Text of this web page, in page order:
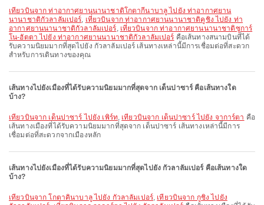
เที่ยวบินจาก ท่าอากาศยานนานาชาติโกตากีนาบาลู ไปยัง ท่าอากาศยาน
นานาชาติกัวลาลัมเปอร์, เที่ยวบินจาก ท่าอากาศยานนานาชาติคูชิง ไปยัง ท่า
อากาศยานนานาชาติกัวลาลัมเปอร์, เที่ยวบินจาก ท่าอากาศยานนานาชาติซูการ์
โน-ฮัตตา ไปยัง ท่าอากาศยานนานาชาติกัวลาลัมเปอร์ คือเส้นทางสนามบินที่ได้
รับความนิยมมากที่สุดไปยัง กัวลาลัมเปอร์ เส้นทางเหล่านี้มีการเชื่อมต่อที่สะดวก
สำหรับการเดินทางของคุณ
เส้นทางไปยังเมืองที่ได้รับความนิยมมากที่สุดจาก เด็นปาซาร์ คือเส้นทางใด
บ้าง?
เที่ยวบินจาก เด็นปาซาร์ ไปยัง เพิร์ท, เที่ยวบินจาก เด็นปาซาร์ ไปยัง จาการ์ตา คือ
เส้นทางเมืองที่ได้รับความนิยมมากที่สุดจาก เด็นปาซาร์ เส้นทางเหล่านี้มีการ
เชื่อมต่อที่สะดวกจากเมืองหลัก
เส้นทางไปยังเมืองที่ได้รับความนิยมมากที่สุดไปยัง กัวลาลัมเปอร์ คือเส้นทางใด
บ้าง?
เที่ยวบินจาก โกตาคินาบาลู ไปยัง กัวลาลัมเปอร์, เที่ยวบินจาก กูชิง ไปยัง